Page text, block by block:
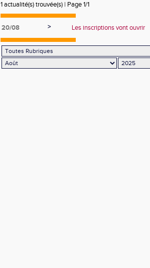
1 actualité(s) trouvée(s) | Page 1/1
20/08 > Les inscriptions vont ouvrir